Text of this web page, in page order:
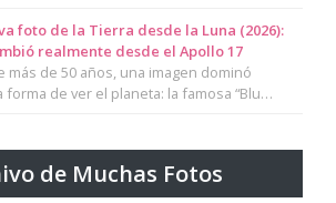
foto de la Tierra desde la Luna (2026):
realmente desde el Apollo 17
más de 50 años, una imagen dominó
forma de ver el planeta: la famosa “Blu…
de Muchas Fotos